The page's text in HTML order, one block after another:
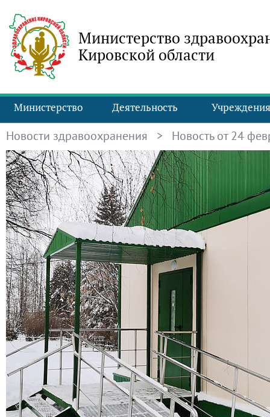
Министерство
Кировской области
Министерство Деятельность Учреждения
Новости здравоохранения > Новость от 24